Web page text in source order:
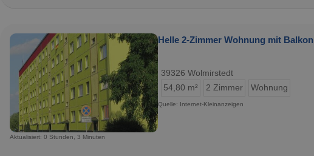
Helle 2-Zimmer Wohnung mit Balkon
39326 Wolmirstedt
54,80 m²
2 Zimmer Wohnung
Quelle: Internet-Kleinanzeigen
Aktualisiert: 0 Stunden, 3 Minuten